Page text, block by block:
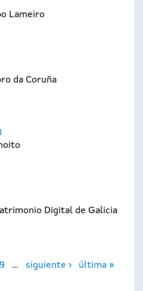
Lameiro
da Coruña
Digital de Galicia
9 … siguiente › última »